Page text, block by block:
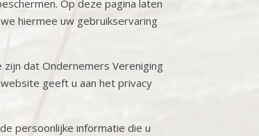
Op deze pagina laten
hiermee uw gebruikservaring
dat Ondernemers Vereniging
geeft u aan het privacy
persoonlijke informatie die u